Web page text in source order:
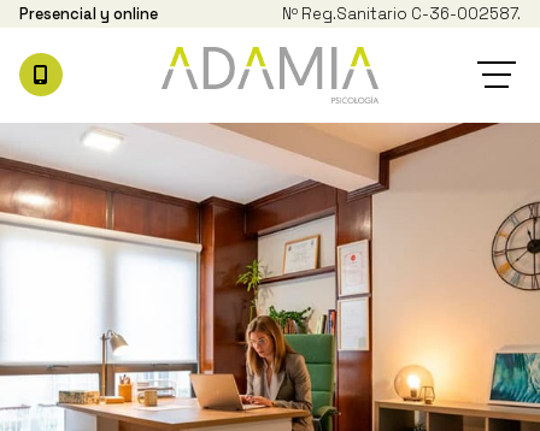
Presencial y online Nº Reg.Sanitario C-36-002587.